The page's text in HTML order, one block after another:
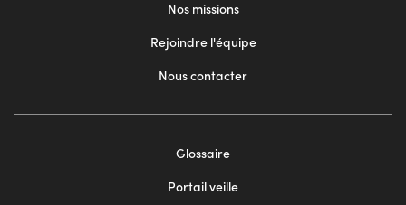
Nos missions
Rejoindre l'équipe
Nous contacter
Glossaire
Portail veille